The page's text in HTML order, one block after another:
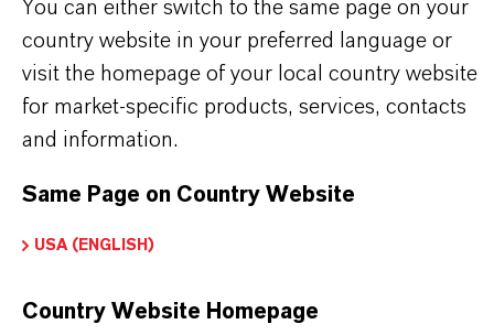
You can either switch to the same page on your
country website in your preferred language or
visit the homepage of your local country website
for market-specific products, services, contacts
and information.
Same Page on Country Website
USA (ENGLISH)
Country Website Homepage